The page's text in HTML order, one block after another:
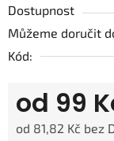
Dostupnost
Můžeme doručit
Kód:
od 99
od 81,82 Kč bez